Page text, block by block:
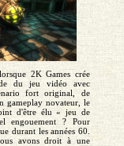
2K Games crée
du jeu vidéo avec
fort original, de
gameplay novateur, le
d'être élu « jeu de
engouement ? Pour
durant les années 60.
avons droit à une